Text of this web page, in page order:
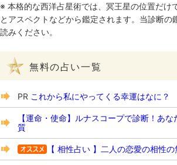
※ 本格的な西洋占星術では、冥王星の位置だけ
とアスペクトなどから鑑定されます。当診断の
読みください。
無料の占い一覧
PR これから私にやってくる幸運はなに？
【運命・使命】ルナスコープで診断！あ
質
【 相性占い 】二人の恋愛の相性